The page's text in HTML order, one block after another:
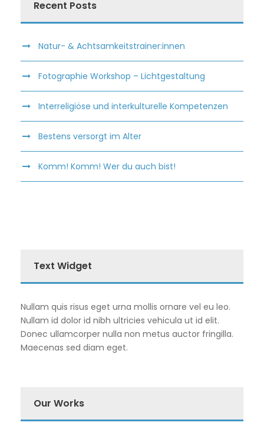
Recent Posts
Natur- & Achtsamkeitstrainer:innen
Fotographie Workshop – Lichtgestaltung
Interreligiöse und interkulturelle Kompetenzen
Bestens versorgt im Alter
Komm! Komm! Wer du auch bist!
Text Widget
Nullam quis risus eget urna mollis ornare vel eu leo.
Nullam id dolor id nibh ultricies vehicula ut id elit.
Donec ullamcorper nulla non metus auctor fringilla.
Maecenas sed diam eget.
Our Works